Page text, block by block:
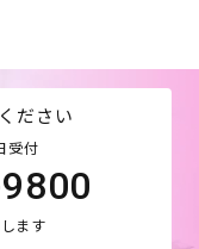
ださい
受付
ます